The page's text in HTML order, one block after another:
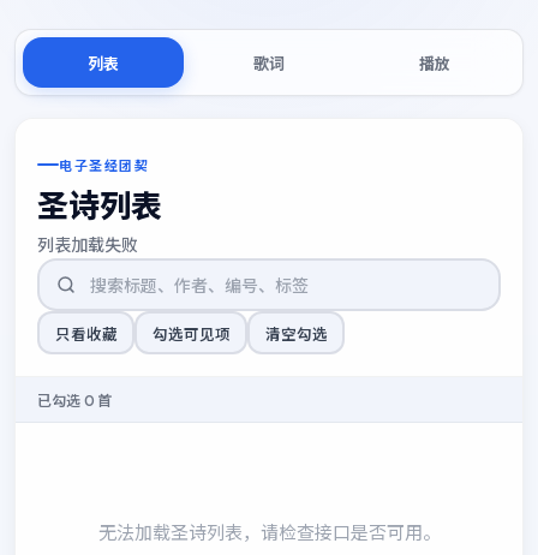
列表 歌词 播放
电子圣经团契
圣诗列表
列表加载失败
只看收藏 勾选可见项 清空勾选
已勾选 0 首
无法加载圣诗列表，请检查接口是否可用。